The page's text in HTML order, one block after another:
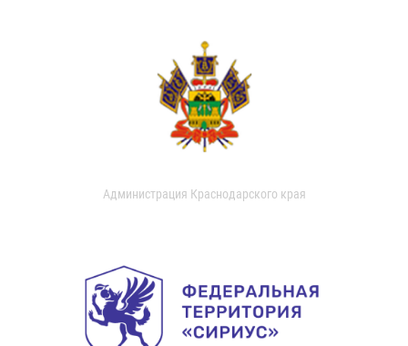
Администрация Краснодарского края